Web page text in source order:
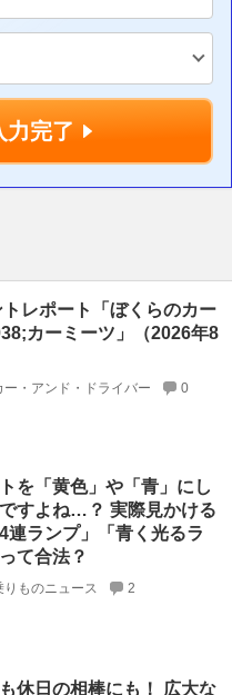
力完了
レポート「ぼくらのカー
カーミーツ」（2026年8
ー・アンド・ドライバー 0
を「黄色」や「青」にし
すよね…？ 実際見かける
連ランプ」「青く光るラ
て合法？
りものニュース 2
休日の相棒にも！ 広大な